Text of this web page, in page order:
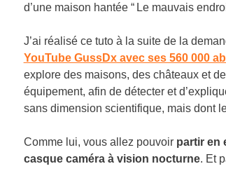
d’une maison hantée “ Le mauvais
J’ai réalisé ce tuto à la suite de la
YouTube GussDx avec ses 560 000
explore des maisons, des châteaux et
équipement, afin de détecter et
sans dimension scientifique, mais dont
Comme lui, vous allez pouvoir partir en
casque caméra à vision nocturne. Et